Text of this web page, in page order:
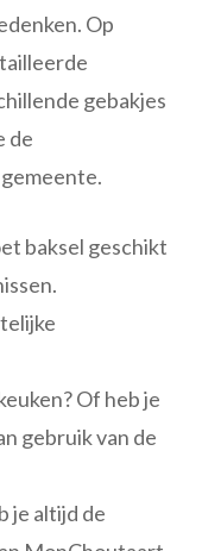
Op
gebakjes
de
baksel geschikt
Of heb je
gebruik van de
je altijd de